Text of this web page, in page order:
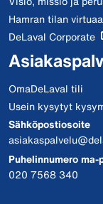
Hamran tilan
DeLaval Corporate
OmaDeLaval tili
Usein kysytyt
Sähköpostiosoite
Puhelinnumero ma-
020 7568 340